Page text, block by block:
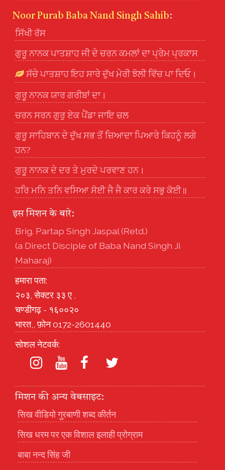
Noor Purab Baba Nand Singh Sahib:
ਸਿੱਖੀ ਰੱਸ
ਗੁਰੂ ਨਾਨਕ ਪਾਤਸ਼ਾਹ ਜੀ ਦੇ ਚਰਨ ਕਮਲਾਂ ਦਾ ਪ੍ਰੇਮ ਪ੍ਰਕਾਸ
ਸੱਚੇ ਪਾਤਸ਼ਾਹ ਇਹ ਸਾਰੇ ਦੁੱਖ ਮੇਰੀ ਝੋਲੀ ਵਿੱਚ ਪਾ ਦਿਓ।
ਗੁਰੂ ਨਾਨਕ ਯਾਰ ਗਰੀਬਾਂ ਦਾ।
ਚਰਨ ਸਰਨ ਗੁਰੁ ਏਕ ਪੈਂਡਾ ਜਾਇ ਚਲ
ਗੁਰੂ ਸਾਹਿਬਾਨ ਦੇ ਦੁੱਖ ਸਭ ਤੋਂ ਜ਼ਿਆਦਾ ਪਿਆਰੇ ਕਿਹਨੂੰ ਲਗੇ
ਹਨ?
ਗੁਰੂ ਨਾਨਕ ਦੇ ਦਰ ਤੇ ਮੁਰਦੇ ਪਰਵਾਣ ਹਨ।
ਹਰਿ ਮਨਿ ਤਨਿ ਵਸਿਆ ਸੋਈ ਜੈ ਜੈ ਕਾਰ ਕਰੇ ਸਭੁ ਕੋਈ॥
इस मिशन के बारे:
Brig. Partap Singh Jaspal (Retd.)
(a Direct Disciple of Baba Nand Singh Ji
Maharaj)
हमारा पता:
२०३, सेक्टर ३३ ए ,
चण्डीगढ़ - १६००२०
भारत,, फ़ोन 0172-2601440
सोशल नेटवर्क:
मिशन की अन्य वेबसाइट:
सिख वीडियो गुरबाणी शब्द कीर्तन
सिख धरम पर एक विशाल इलाही प्रोग्राम
बाबा नन्द सिंह जी